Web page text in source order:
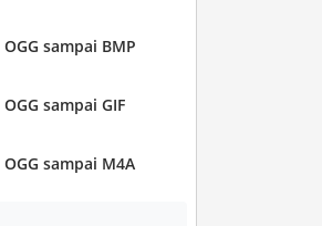
OGG sampai BMP
OGG sampai GIF
OGG sampai M4A